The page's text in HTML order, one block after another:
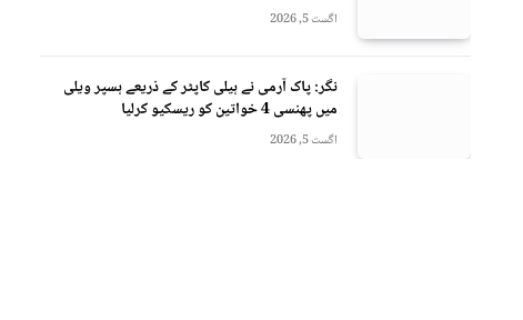
اگست 5, 2026
نگر: پاک آرمی نے ہیلی کاپٹر کے ذریعے ہسپر ویلی
میں پھنسی 4 خواتین کو ریسکیو کرلیا
اگست 5, 2026